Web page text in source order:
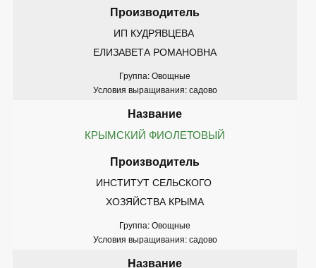
ИП КУДРЯВЦЕВА
ЕЛИЗАВЕТА РОМАНОВНА
Группа: Овощные
Условия выращивания: садово
КРЫМСКИЙ ФИОЛЕТОВЫЙ
ИНСТИТУТ СЕЛЬСКОГО
ХОЗЯЙСТВА КРЫМА
Группа: Овощные
Условия выращивания: садово